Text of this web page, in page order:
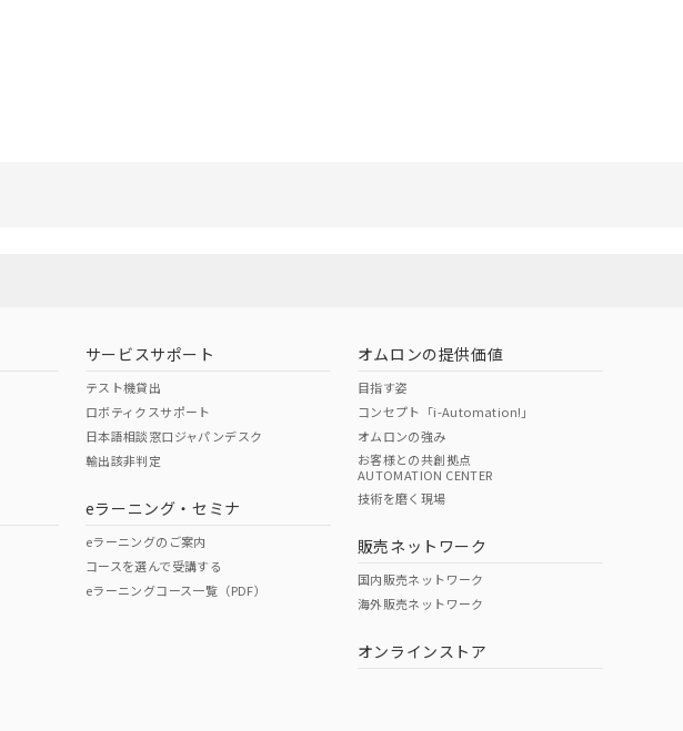
サービスサポート
テスト機貸出
ロボティクスサポート
日本語相談窓口ジャパンデスク
輸出該非判定
eラーニング・セミナ
eラーニングのご案内
コースを選んで受講する
eラーニングコース一覧（PDF）
オムロンの提供価値
目指す姿
コンセプト「i-Automation!」
オムロンの強み
お客様との共創拠点
AUTOMATION CENTER
技術を磨く現場
販売ネットワーク
国内販売ネットワーク
海外販売ネットワーク
オンラインストア